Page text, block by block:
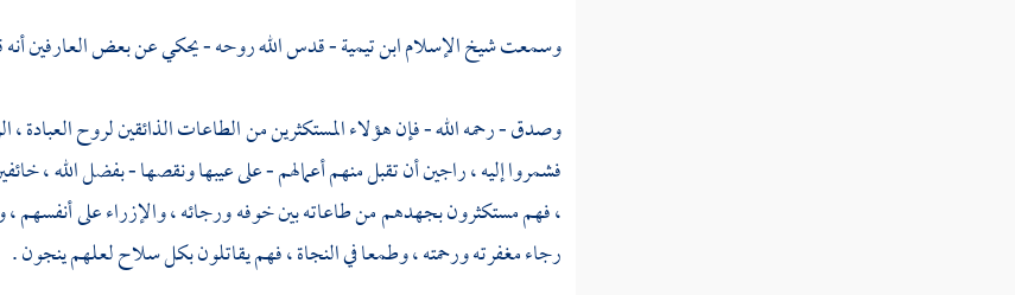
وسمعتشيخ الإسلام ابن تيمية- قدس الله روحه - يحكي عن بعض العارفين أنه
وصدق - رحمه الله - فإن هؤلاء المستكثرين من الطاعات الذائقين لروح العبادة ،
فشمروا إليه ، راجين أن تقبل منهم أعمالهم - على عيبها ونقصها - بفضل الله ،
، فهم مستكثرون بجهدهم من طاعاته بين خوفه ورجائه ، والإزراء على
رجاء مغفرته ورحمته ، وطمعا في النجاة ، فهم يقاتلون بكل سلاح لعلهم ينجون .